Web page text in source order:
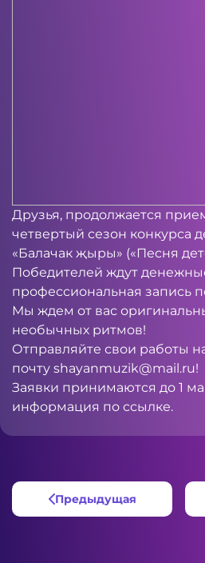
Друзья, продолжается
четвертый сезон конкурса
«Балачак җыры» («Песня
Победителей ждут
профессиональная запись
Мы ждем от вас
необычных ритмов!
Отправляйте свои работы
почту shayanmuzik@mail.ru!
Заявки принимаются до 1
информация по ссылке.
Предыдущая